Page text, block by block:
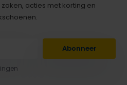
acties met korting en
Abonneer